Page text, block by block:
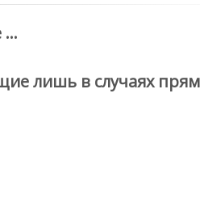
…
лишь в случаях